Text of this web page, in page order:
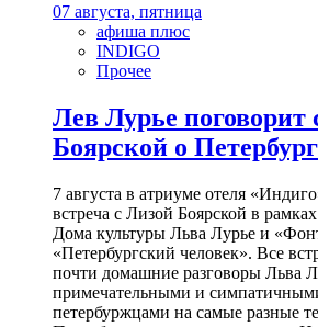
07 августа, пятница
афиша плюс
INDIGO
Прочее
Лев Лурье поговорит
Боярской о
7 августа в атриуме отеля
встреча с Лизой Боярской в
Дома культуры Льва Лурье и
«Петербургский человек». Все
почти домашние разговоры Льва
примечательными и
петербуржцами на самые разные